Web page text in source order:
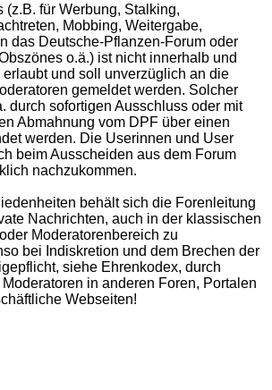
(z.B. für Werbung, Stalking,
Mobbing, Weitergabe,
das Deutsche-Pflanzen-Forum oder
o.ä.) ist nicht innerhalb und
und soll unverzüglich an die
gemeldet werden. Solcher
durch sofortigen Ausschluss oder mit
Abmahnung vom DPF über einen
werden. Die Userinnen und User
beim Ausscheiden aus dem Forum
nachzukommen.
behält sich die Forenleitung
Nachrichten, auch in der klassischen
Moderatorenbereich zu
bei Indiskretion und dem Brechen der
siehe Ehrenkodex, durch
in anderen Foren, Portalen
Webseiten!